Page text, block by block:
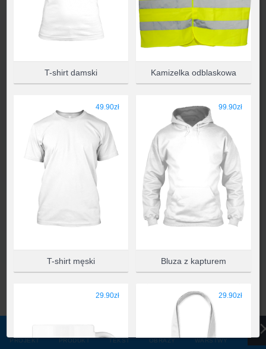
PROJEKT PRODUKT TEKST OBRAZY WARSTWY
T-shirt damski Kamizelka odblaskowa
T-shirt męski
49.90zł
Bluza z kapturem
99.90zł
29.90zł 29.90zł